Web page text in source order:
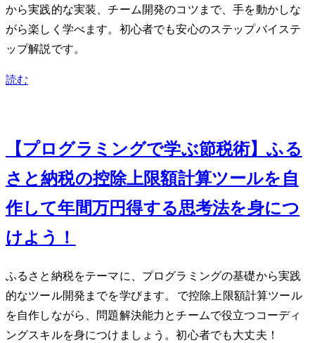
から実践的な実装、チーム開発のコツまで、手を動かしな
がら楽しく学べます。初心者でも安心のステップバイステ
ップ解説です。
読む
【プログラミングで学ぶ節税術】ふる
さと納税の控除上限額計算ツールを自
作して年間10万円得する思考法を身につ
けよう！
ふるさと納税をテーマに、プログラミングの基礎から実践
的なツール開発までを学びます。JavaScriptで控除上限額計算ツール
を自作しながら、問題解決能力とチームで役立つコーディ
ングスキルを身につけましょう。初心者でも大丈夫！